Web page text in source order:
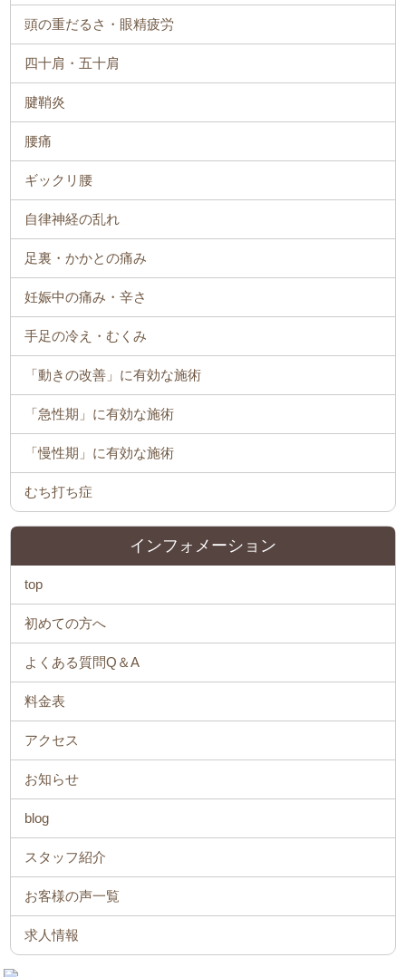
頭の重だるさ・眼精疲労
四十肩・五十肩
腱鞘炎
腰痛
ギックリ腰
自律神経の乱れ
足裏・かかとの痛み
妊娠中の痛み・辛さ
手足の冷え・むくみ
「動きの改善」に有効な施術
「急性期」に有効な施術
「慢性期」に有効な施術
むち打ち症
インフォメーション
top
初めての方へ
よくある質問Q＆A
料金表
アクセス
お知らせ
blog
スタッフ紹介
お客様の声一覧
求人情報